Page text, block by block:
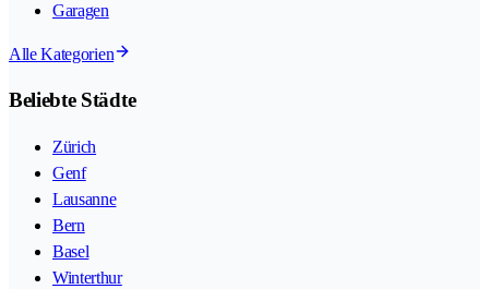
Garagen
Alle Kategorien
Beliebte Städte
Zürich
Genf
Lausanne
Bern
Basel
Winterthur